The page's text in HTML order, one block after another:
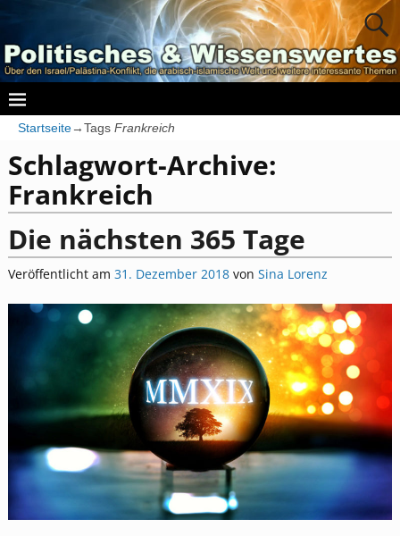
Startseite→Tags Frankreich
Schlagwort-Archive:
Frankreich
Die nächsten 365 Tage
Veröffentlicht am 31. Dezember 2018 von Sina Lorenz